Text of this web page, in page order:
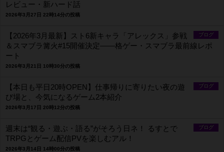
レビュー・新ハード話
2026年3月27日 22時14分の投稿
ブログ
【2026年3月最新】スト6新キャラ「アレックス」参戦
＆スマブラ篝火#15開催決定――格ゲー・スマブラ最前線レポ
ート
2026年3月21日 10時30分の投稿
ブログ
【本日も平日20時OPEN】仕事帰りに寄りたい夜の遊
び場と、今気になるゲーム2本紹介
2026年3月17日 20時12分の投稿
ブログ
週末は“観る・遊ぶ・語る”がそろう日ネ！ るすとで
TRPGとゲーム配信PVを楽しむアル！
2026年3月14日 14時00分の投稿